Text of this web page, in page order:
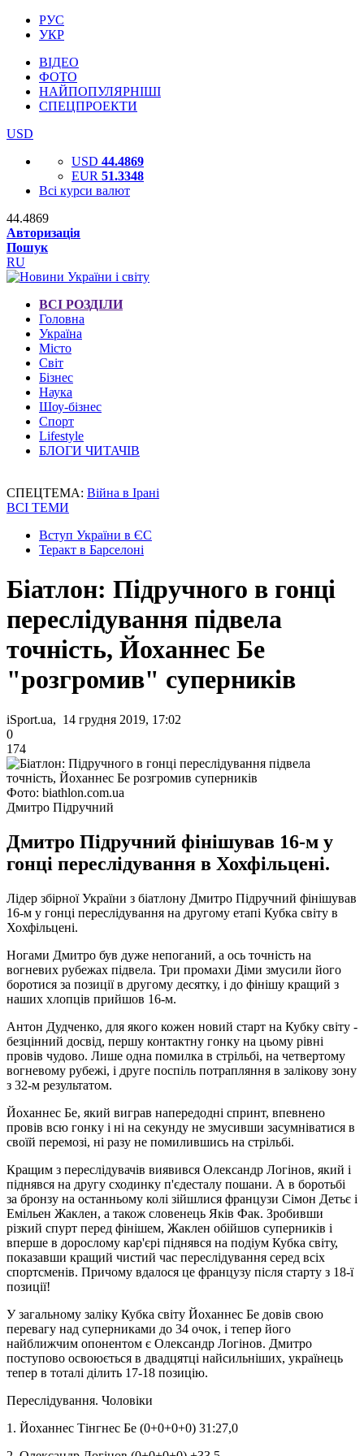
РУС
УКР
ВІДЕО
ФОТО
НАЙПОПУЛЯРНІШІ
СПЕЦПРОЕКТИ
USD
USD 44.4869
EUR 51.3348
Всі курси валют
44.4869
Авторизація
Пошук
RU
ВСІ РОЗДІЛИ
Головна
Україна
Місто
Світ
Бізнес
Наука
Шоу-бізнес
Спорт
Lifestyle
БЛОГИ ЧИТАЧІВ
СПЕЦТЕМА: Війна в Ірані
ВСІ ТЕМИ
Вступ України в ЄС
Теракт в Барселоні
Біатлон: Підручного в гонці
переслідування підвела
точність, Йоханнес Бе
"розгромив" суперників
iSport.ua, 14 грудня 2019, 17:02
0
174
Фото: biathlon.com.ua
Дмитро Підручний
Дмитро Підручний фінішував 16-м у
гонці переслідування в Хохфільцені.
Лідер збірної України з біатлону Дмитро Підручний фінішував
16-м у гонці переслідування на другому етапі Кубка світу в
Хохфільцені.
Ногами Дмитро був дуже непоганий, а ось точність на
вогневих рубежах підвела. Три промахи Діми змусили його
боротися за позиції в другому десятку, і до фінішу кращий з
наших хлопців прийшов 16-м.
Антон Дудченко, для якого кожен новий старт на Кубку світу -
безцінний досвід, першу контактну гонку на цьому рівні
провів чудово. Лише одна помилка в стрільбі, на четвертому
вогневому рубежі, і друге поспіль потрапляння в залікову зону
з 32-м результатом.
Йоханнес Бе, який виграв напередодні спринт, впевнено
провів всю гонку і ні на секунду не змусивши засумніватися в
своїй перемозі, ні разу не помилившись на стрільбі.
Кращим з переслідувачів виявився Олександр Логінов, який і
піднявся на другу сходинку п'єдесталу пошани. А в боротьбі
за бронзу на останньому колі зійшлися французи Сімон Детьє і
Емільен Жаклен, а також словенець Яків Фак. Зробивши
різкий спурт перед фінішем, Жаклен обійшов суперників і
вперше в дорослому кар'єрі піднявся на подіум Кубка світу,
показавши кращий чистий час переслідування серед всіх
спортсменів. Причому вдалося це французу після старту з 18-ї
позиції!
У загальному заліку Кубка світу Йоханнес Бе довів свою
перевагу над суперниками до 34 очок, і тепер його
найближчим опонентом є Олександр Логінов. Дмитро
поступово освоюється в двадцятці найсильніших, українець
тепер в тоталі ділить 17-18 позицію.
Переслідування. Чоловіки
1. Йоханнес Тінгнес Бе (0+0+0+0) 31:27,0